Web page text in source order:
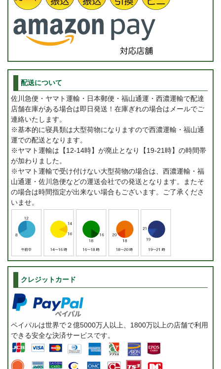
配送について
佐川急便・ヤマト運輸・日本郵便・福山通運・西濃運輸で配達
店舗在庫がある場合は即日発送！在庫ぎれの場合はメールでご
連絡いたします。
※基本的に寝具類は大型荷物になりますので西濃運輸・福山通
運での配送となります。
※ヤマト運輸は【12-14時】が廃止となり【19-21時】の時間帯
が加わりました。
※ヤマト運輸で受け付けない大型荷物の場合は、西濃運輸・福
山通運・佐川急便などの運送会社での発送となります。またそ
の場合は時間指定が出来ない場合もございます。ご了承くださ
いませ。
クレジットカード
ペイパルは世界で２億5000万人以上、1800万以上の店舗で利用
できる安全な決済サービスです。